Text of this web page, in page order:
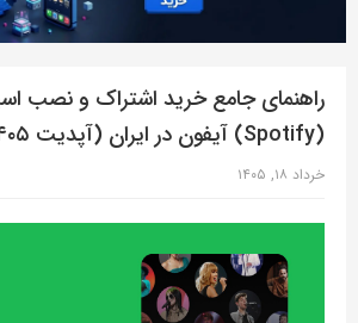
راهنمای جامع خرید اشتراک و نصب
(Spotify) آیفون در ایران (آپدیت ۱۴۰۵)
خرداد ۱۸, ۱۴۰۵